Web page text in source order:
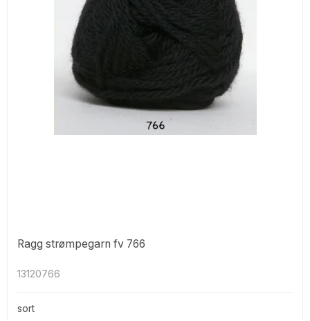
Ragg strømpegarn fv 766
13120766
sort